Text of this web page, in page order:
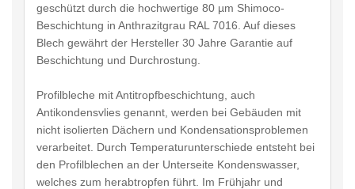
geschützt durch die hochwertige 80 µm Shimoco-
Beschichtung in Anthrazitgrau RAL 7016. Auf dieses
Blech gewährt der Hersteller 30 Jahre Garantie auf
Beschichtung und Durchrostung.
Profilbleche mit Antitropfbeschichtung, auch
Antikondensvlies genannt, werden bei Gebäuden mit
nicht isolierten Dächern und Kondensationsproblemen
verarbeitet. Durch Temperaturunterschiede entsteht bei
den Profilblechen an der Unterseite Kondenswasser,
welches zum herabtropfen führt. Im Frühjahr und